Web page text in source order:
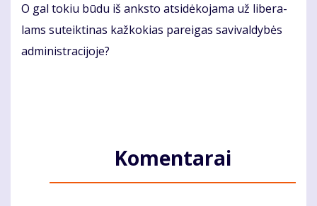
O gal to­kiu bū­du iš anks­to at­si­dė­ko­ja­ma už li­be­ra­
lams su­teik­ti­nas kaž­ko­kias pa­rei­gas sa­vi­val­dy­bės
ad­mi­nist­ra­ci­jo­je?
Komentarai